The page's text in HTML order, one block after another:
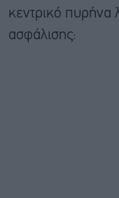
κεντρικό πυρήνα
ασφάλισης: